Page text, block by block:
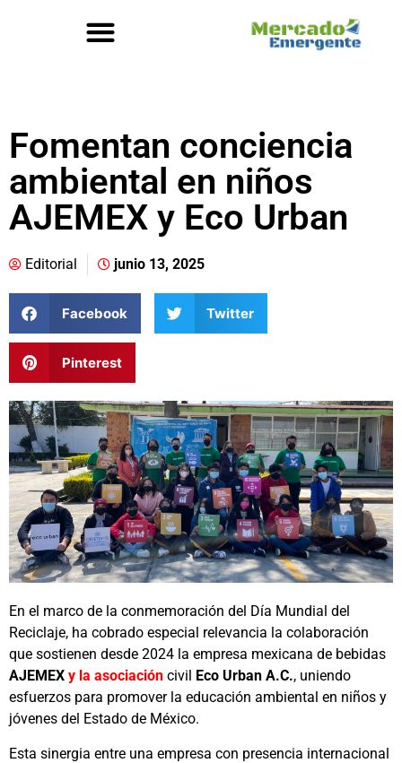
Fomentan conciencia
ambiental en niños
AJEMEX y Eco Urban
Editorial junio 13, 2025
Facebook Twitter
Pinterest
En el marco de la conmemoración del Día Mundial del
Reciclaje, ha cobrado especial relevancia la colaboración
que sostienen desde 2024 la empresa mexicana de bebidas
AJEMEX y la asociación civil Eco Urban A.C., uniendo
esfuerzos para promover la educación ambiental en niños y
jóvenes del Estado de México.
Esta sinergia entre una empresa con presencia internacional